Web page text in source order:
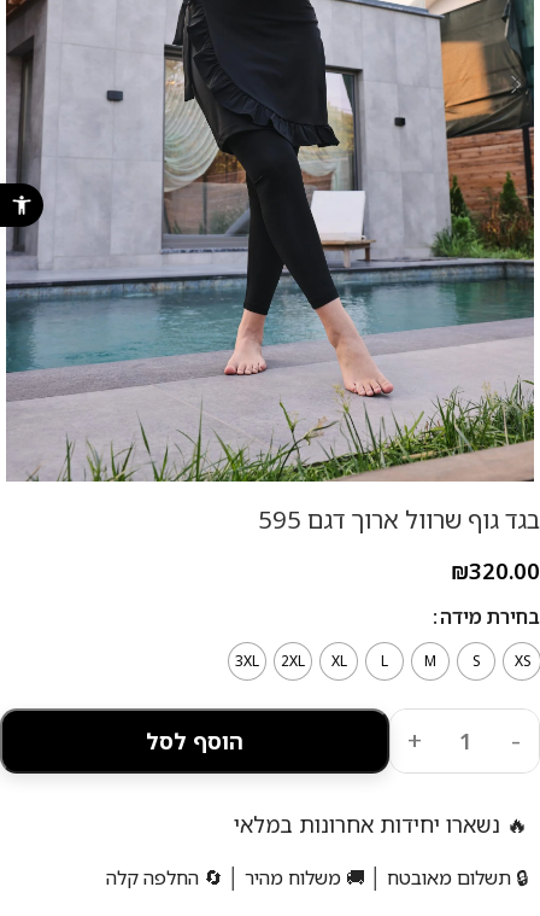
פתח סרגל
בגד גוף שרוול ארוך דגם 595
₪320.00
בחירת מידה
XS
S
M
L
XL
2XL
3XL
הוסף לסל
🔥 נשארו יחידות אחרונות במלאי
🔒 תשלום מאובטח │ 🚚 משלוח מהיר │ 🔄 החלפה קלה